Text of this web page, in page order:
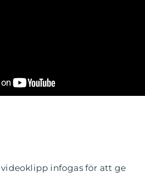
videoklipp infogas för att ge